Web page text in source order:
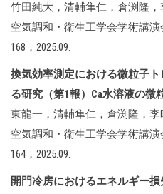
竹田純大，清輔隼仁，倉渕隆
空気調和・衛生工学会学術講演
168，2025.09.
換気効率測定における微粒子
る研究（第1報）Ca水溶液の微
東龍一，清輔隼仁，倉渕隆，
空気調和・衛生工学会学術講演
164，2025.09.
開門冷房におけるエネルギー